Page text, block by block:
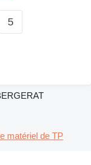
5
matériel de TP